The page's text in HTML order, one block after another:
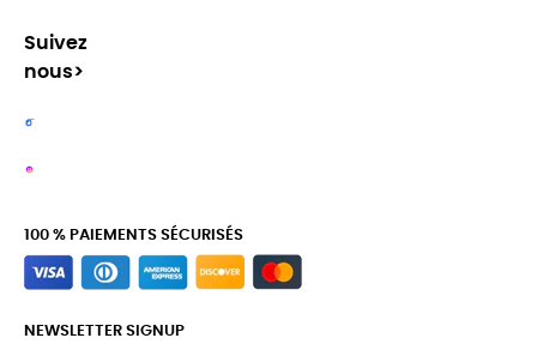
Suivez
nous>
100 % PAIEMENTS SÉCURISÉS
NEWSLETTER SIGNUP